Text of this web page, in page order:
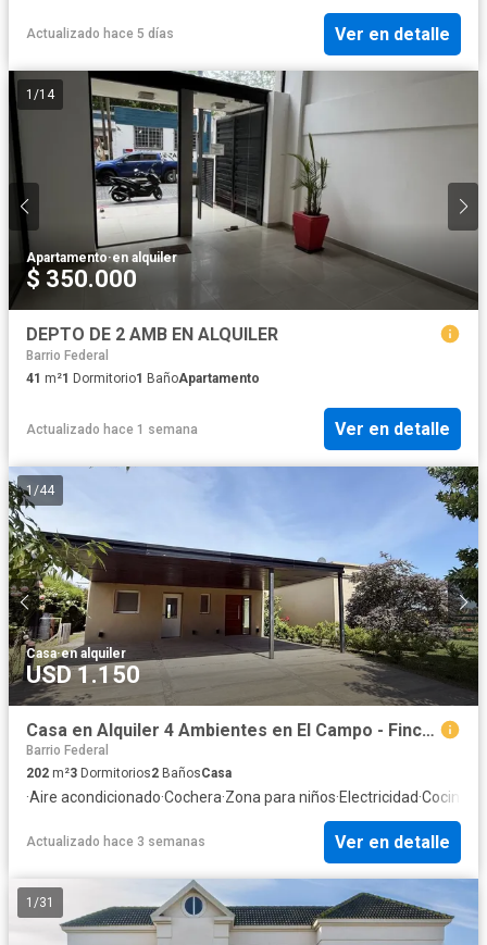
Actualizado hace 5 días Ver en detalle
1 /14
Apartamento·en alquiler
$ 350.000
DEPTO DE 2 AMB EN ALQUILER
Barrio Federal
41 m²1 Dormitorio1 BañoApartamento
Actualizado hace 1 semana Ver en detalle
1 /44
Casa·en alquiler
USD 1.150
Casa en Alquiler 4 Ambientes en El Campo - Fincas Exclusivas Cardales
Barrio Federal
202 m²3 Dormitorios2 BañosCasa
·Aire acondicionado·Cochera·Zona para niños·Electricidad·Cocina
Actualizado hace 3 semanas Ver en detalle
1 /31